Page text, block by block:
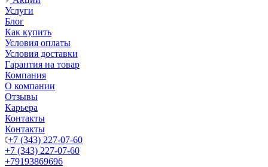
Услуги
Блог
Как купить
Условия оплаты
Условия доставки
Гарантия на товар
Компания
О компании
Отзывы
Карьера
Контакты
Контакты
+7 (343) 227-07-60
+7 (343) 227-07-60
+79193869696